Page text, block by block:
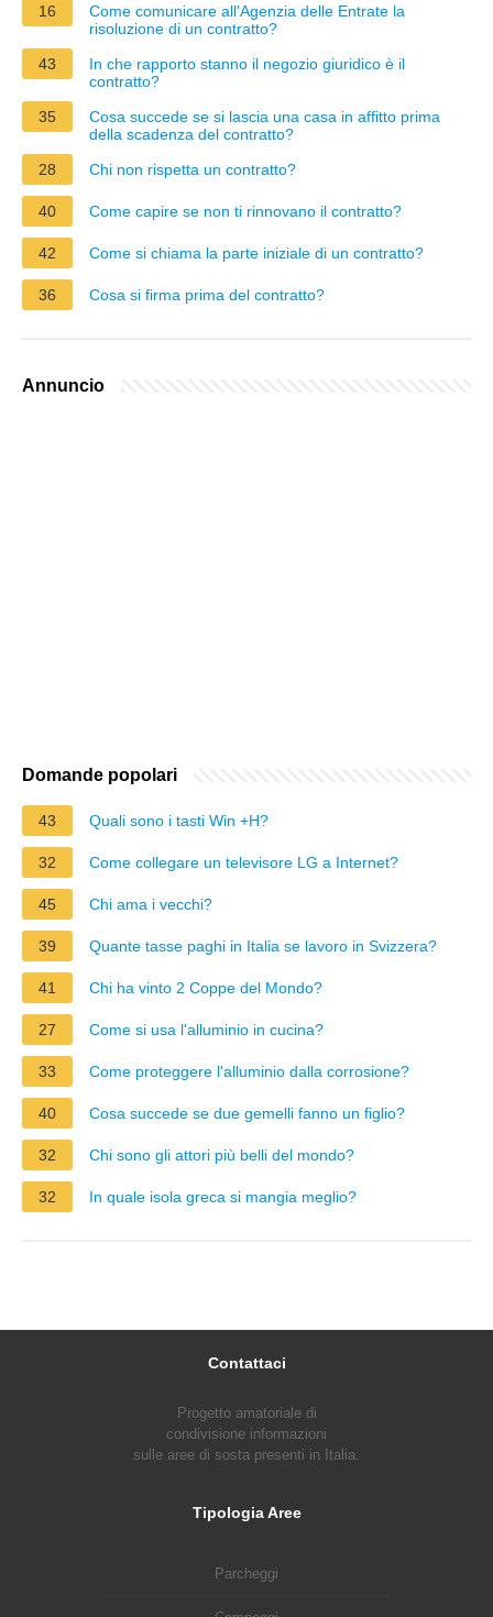
16
Come comunicare all'Agenzia delle Entrate la
risoluzione di un contratto?
43
In che rapporto stanno il negozio giuridico è il
contratto?
35
Cosa succede se si lascia una casa in affitto prima
della scadenza del contratto?
28
Chi non rispetta un contratto?
40 Come capire se non ti rinnovano il contratto?
42 Come si chiama la parte iniziale di un contratto?
36 Cosa si firma prima del contratto?
Annuncio
Domande popolari
43 Quali sono i tasti Win +H?
32 Come collegare un televisore LG a Internet?
45 Chi ama i vecchi?
39 Quante tasse paghi in Italia se lavoro in Svizzera?
41 Chi ha vinto 2 Coppe del Mondo?
27 Come si usa l'alluminio in cucina?
33 Come proteggere l'alluminio dalla corrosione?
40 Cosa succede se due gemelli fanno un figlio?
32 Chi sono gli attori più belli del mondo?
32 In quale isola greca si mangia meglio?
Contattaci
Progetto amatoriale di
condivisione informazioni
sulle aree di sosta presenti in Italia.
Tipologia Aree
Parcheggi